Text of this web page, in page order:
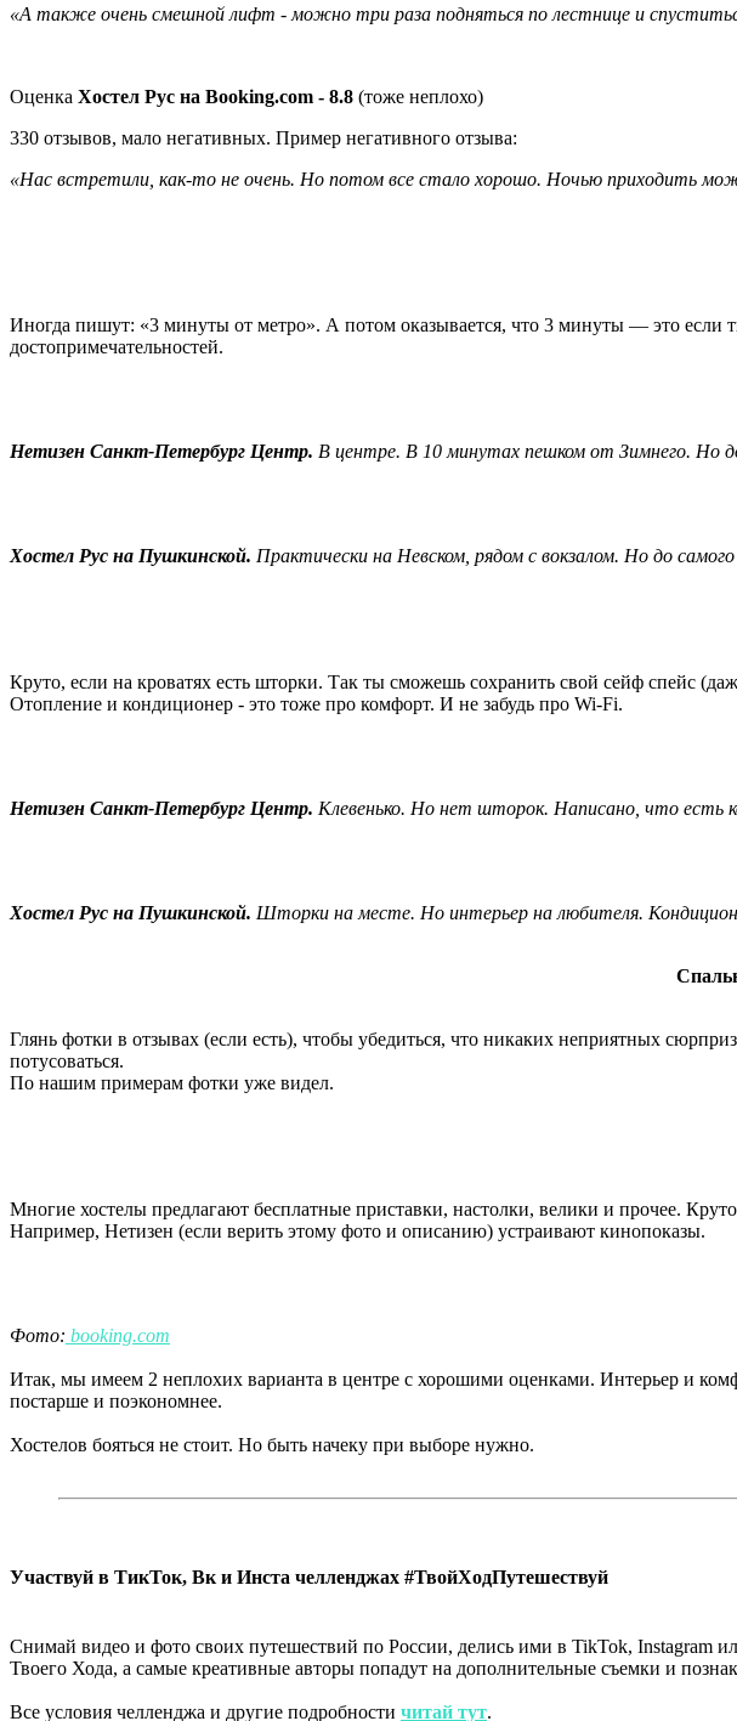
«А также очень смешной лифт - можно три раза подняться по лестнице и
Оценка Хостел Рус на Booking.com - 8.8 (тоже неплохо)
330 отзывов, мало негативных. Пример негативного отзыва:
«Нас встретили, как-то не очень. Но потом все стало хорошо. Ночью приходить
Иногда пишут: «3 минуты от метро». А потом оказывается, что 3 минуты — это
достопримечательностей.
Нетизен Санкт-Петербург Центр. В центре. В 10 минутах пешком от Зимнего. Но
Хостел Рус на Пушкинской. Практически на Невском, рядом с вокзалом. Но до
Круто, если на кроватях есть шторки. Так ты сможешь сохранить свой сейф спейс
Отопление и кондиционер - это тоже про комфорт. И не забудь про Wi-Fi.
Нетизен Санкт-Петербург Центр. Клевенько. Но нет шторок. Написано, что есть
Хостел Рус на Пушкинской. Шторки на месте. Но интерьер на любителя.
Глянь фотки в отзывах (если есть), чтобы убедиться, что никаких неприятных
потусоваться.
По нашим примерам фотки уже видел.
Многие хостелы предлагают бесплатные приставки, настолки, велики и прочее.
Например, Нетизен (если верить этому фото и описанию) устраивают кинопоказы.
Фото: booking.com
Итак, мы имеем 2 неплохих варианта в центре с хорошими оценками. Интерьер и
постарше и поэкономнее.
Хостелов бояться не стоит. Но быть начеку при выборе нужно.
Участвуй в ТикТок, Вк и Инста челленджах #ТвойХодПутешествуй
Снимай видео и фото своих путешествий по России, делись ими в TikTok, Instagram
Твоего Хода, а самые креативные авторы попадут на дополнительные съемки и
Все условия челленджа и другие подробности читай тут.